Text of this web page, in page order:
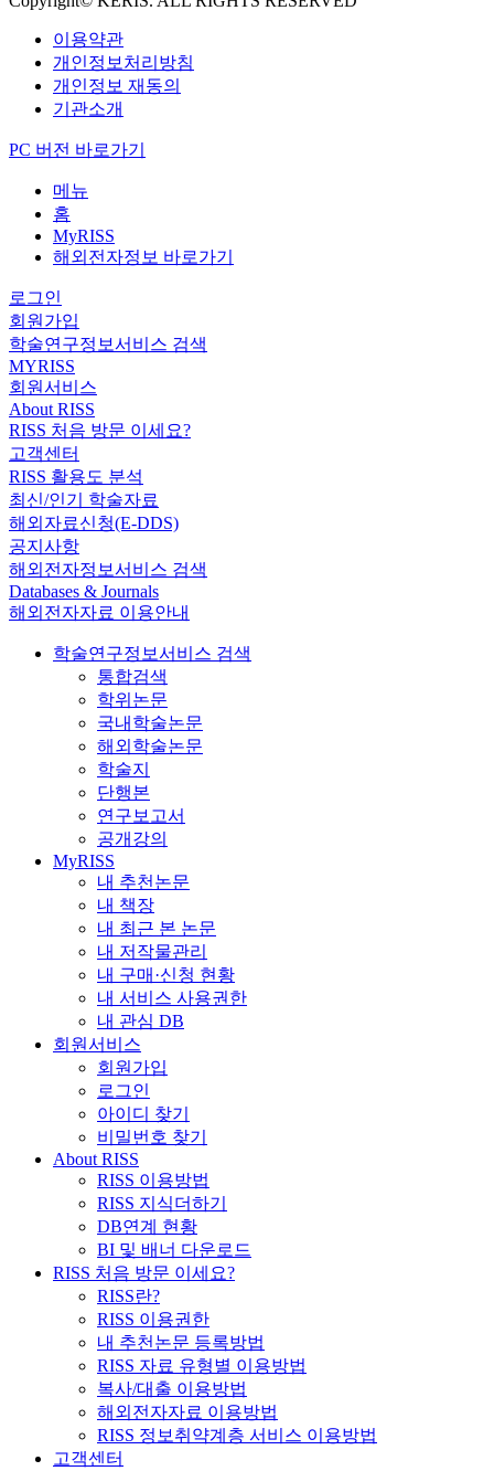
이용약관
개인정보처리방침
개인정보 재동의
기관소개
PC 버전 바로가기
메뉴
홈
MyRISS
해외전자정보 바로가기
로그인
회원가입
학술연구정보서비스 검색
MYRISS
회원서비스
About RISS
RISS 처음 방문 이세요?
고객센터
RISS 활용도 분석
최신/인기 학술자료
해외자료신청(E-DDS)
공지사항
해외전자정보서비스 검색
Databases & Journals
해외전자자료 이용안내
학술연구정보서비스 검색
통합검색
학위논문
국내학술논문
해외학술논문
학술지
단행본
연구보고서
공개강의
MyRISS
내 추천논문
내 책장
내 최근 본 논문
내 저작물관리
내 구매·신청 현황
내 서비스 사용권한
내 관심 DB
회원서비스
회원가입
로그인
아이디 찾기
비밀번호 찾기
About RISS
RISS 이용방법
RISS 지식더하기
DB연계 현황
BI 및 배너 다운로드
RISS 처음 방문 이세요?
RISS란?
RISS 이용권한
내 추천논문 등록방법
RISS 자료 유형별 이용방법
복사/대출 이용방법
해외전자자료 이용방법
RISS 정보취약계층 서비스 이용방법
고객센터